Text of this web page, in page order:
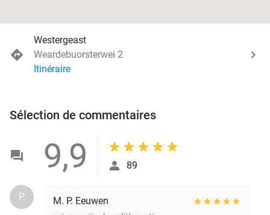
Westergeast
Weardebuorsterwei 2
Itinéraire
Sélection de commentaires
9,9 89
P.
M. P. Eeuwen